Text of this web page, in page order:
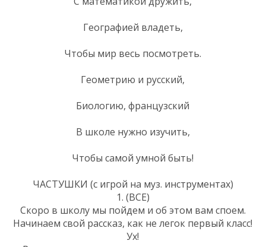
Географией владеть,
Чтобы мир весь посмотреть.
Геометрию и русский,
Биологию, французский
В школе нужно изучить,
Чтобы самой умной быть!
ЧАСТУШКИ (с игрой на муз. инструментах)
1. (ВСЕ)
Скоро в школу мы пойдем и об этом вам споем.
Начинаем свой рассказ, как не легок первый класс!
Ух!